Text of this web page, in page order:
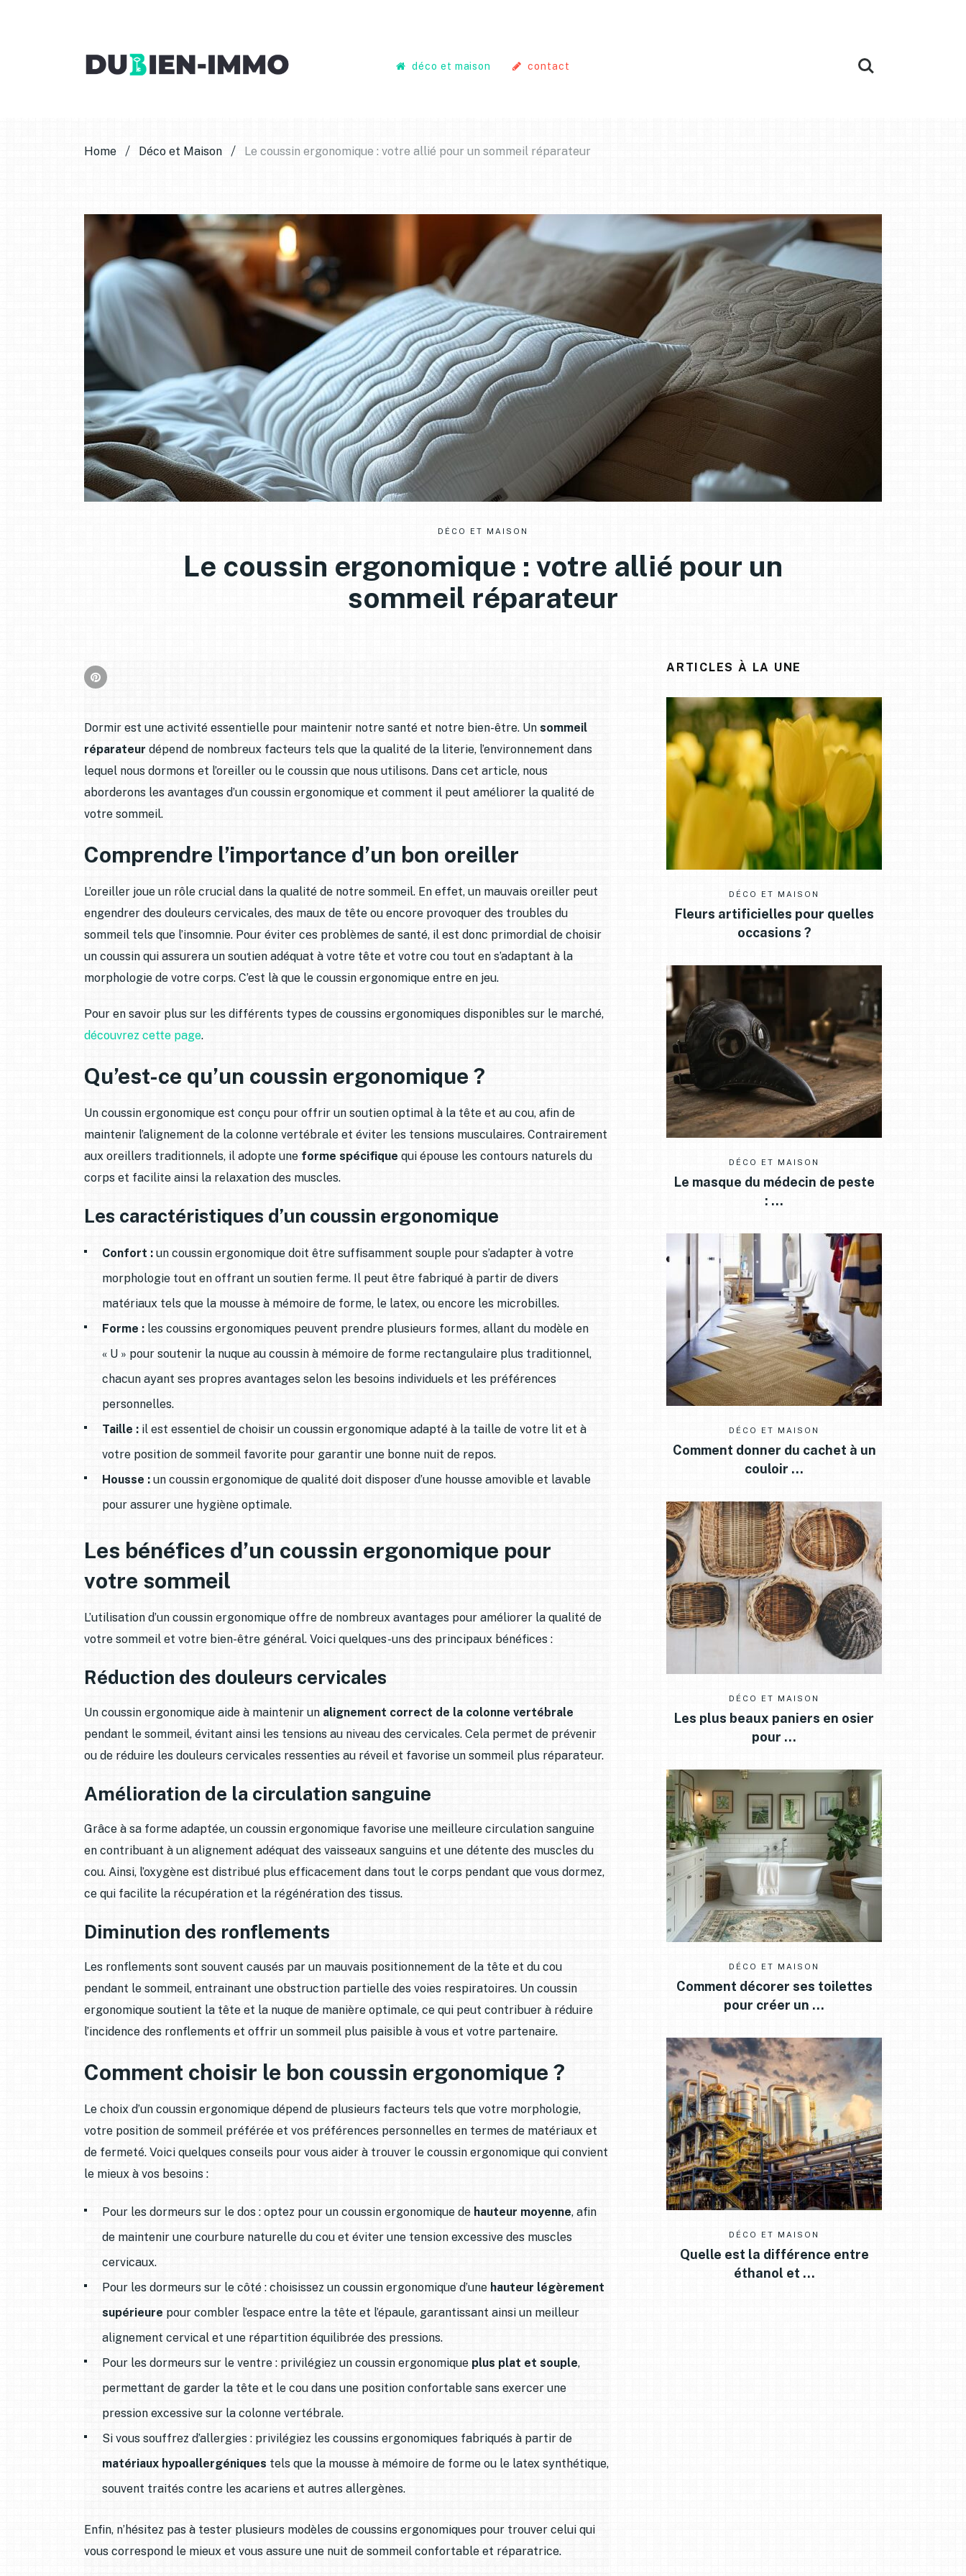
déco et maison contact
Home Déco et Maison Le coussin ergonomique : votre allié pour un sommeil réparateur
DÉCO ET MAISON
Le coussin ergonomique : votre allié pour un
sommeil réparateur
Dormir est une activité essentielle pour maintenir notre santé et notre bien-être. Un sommeil
réparateur dépend de nombreux facteurs tels que la qualité de la literie, l’environnement dans
lequel nous dormons et l’oreiller ou le coussin que nous utilisons. Dans cet article, nous
aborderons les avantages d’un coussin ergonomique et comment il peut améliorer la qualité de
votre sommeil.
Comprendre l’importance d’un bon oreiller
L’oreiller joue un rôle crucial dans la qualité de notre sommeil. En effet, un mauvais oreiller peut
engendrer des douleurs cervicales, des maux de tête ou encore provoquer des troubles du
sommeil tels que l’insomnie. Pour éviter ces problèmes de santé, il est donc primordial de choisir
un coussin qui assurera un soutien adéquat à votre tête et votre cou tout en s’adaptant à la
morphologie de votre corps. C’est là que le coussin ergonomique entre en jeu.
Pour en savoir plus sur les différents types de coussins ergonomiques disponibles sur le marché,
découvrez cette page.
Qu’est-ce qu’un coussin ergonomique ?
Un coussin ergonomique est conçu pour offrir un soutien optimal à la tête et au cou, afin de
maintenir l’alignement de la colonne vertébrale et éviter les tensions musculaires. Contrairement
aux oreillers traditionnels, il adopte une forme spécifique qui épouse les contours naturels du
corps et facilite ainsi la relaxation des muscles.
Les caractéristiques d’un coussin ergonomique
Confort : un coussin ergonomique doit être suffisamment souple pour s’adapter à votre
morphologie tout en offrant un soutien ferme. Il peut être fabriqué à partir de divers
matériaux tels que la mousse à mémoire de forme, le latex, ou encore les microbilles.
Forme : les coussins ergonomiques peuvent prendre plusieurs formes, allant du modèle en
« U » pour soutenir la nuque au coussin à mémoire de forme rectangulaire plus traditionnel,
chacun ayant ses propres avantages selon les besoins individuels et les préférences
personnelles.
Taille : il est essentiel de choisir un coussin ergonomique adapté à la taille de votre lit et à
votre position de sommeil favorite pour garantir une bonne nuit de repos.
Housse : un coussin ergonomique de qualité doit disposer d’une housse amovible et lavable
pour assurer une hygiène optimale.
Les bénéfices d’un coussin ergonomique pour
votre sommeil
L’utilisation d’un coussin ergonomique offre de nombreux avantages pour améliorer la qualité de
votre sommeil et votre bien-être général. Voici quelques-uns des principaux bénéfices :
Réduction des douleurs cervicales
Un coussin ergonomique aide à maintenir un alignement correct de la colonne vertébrale
pendant le sommeil, évitant ainsi les tensions au niveau des cervicales. Cela permet de prévenir
ou de réduire les douleurs cervicales ressenties au réveil et favorise un sommeil plus réparateur.
Amélioration de la circulation sanguine
Grâce à sa forme adaptée, un coussin ergonomique favorise une meilleure circulation sanguine
en contribuant à un alignement adéquat des vaisseaux sanguins et une détente des muscles du
cou. Ainsi, l’oxygène est distribué plus efficacement dans tout le corps pendant que vous dormez,
ce qui facilite la récupération et la régénération des tissus.
Diminution des ronflements
Les ronflements sont souvent causés par un mauvais positionnement de la tête et du cou
pendant le sommeil, entrainant une obstruction partielle des voies respiratoires. Un coussin
ergonomique soutient la tête et la nuque de manière optimale, ce qui peut contribuer à réduire
l’incidence des ronflements et offrir un sommeil plus paisible à vous et votre partenaire.
Comment choisir le bon coussin ergonomique ?
Le choix d’un coussin ergonomique dépend de plusieurs facteurs tels que votre morphologie,
votre position de sommeil préférée et vos préférences personnelles en termes de matériaux et
de fermeté. Voici quelques conseils pour vous aider à trouver le coussin ergonomique qui convient
le mieux à vos besoins :
Pour les dormeurs sur le dos : optez pour un coussin ergonomique de hauteur moyenne, afin
de maintenir une courbure naturelle du cou et éviter une tension excessive des muscles
cervicaux.
Pour les dormeurs sur le côté : choisissez un coussin ergonomique d’une hauteur légèrement
supérieure pour combler l’espace entre la tête et l’épaule, garantissant ainsi un meilleur
alignement cervical et une répartition équilibrée des pressions.
Pour les dormeurs sur le ventre : privilégiez un coussin ergonomique plus plat et souple,
permettant de garder la tête et le cou dans une position confortable sans exercer une
pression excessive sur la colonne vertébrale.
Si vous souffrez d’allergies : privilégiez les coussins ergonomiques fabriqués à partir de
matériaux hypoallergéniques tels que la mousse à mémoire de forme ou le latex synthétique,
souvent traités contre les acariens et autres allergènes.
Enfin, n’hésitez pas à tester plusieurs modèles de coussins ergonomiques pour trouver celui qui
vous correspond le mieux et vous assure une nuit de sommeil confortable et réparatrice.
ARTICLES À LA UNE
DÉCO ET MAISON
Fleurs artificielles pour quelles
occasions ?
DÉCO ET MAISON
Le masque du médecin de peste
: …
DÉCO ET MAISON
Comment donner du cachet à un
couloir …
DÉCO ET MAISON
Les plus beaux paniers en osier
pour …
DÉCO ET MAISON
Comment décorer ses toilettes
pour créer un …
DÉCO ET MAISON
Quelle est la différence entre
éthanol et …